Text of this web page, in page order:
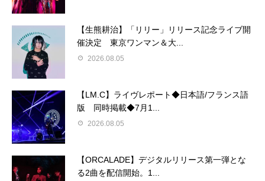
【生熊耕治】「リリー」リリース記念ライブ開
催決定 東京ワンマン＆大...
2026.08.05
【LM.C】ライヴレポート◆日本語/フランス語
版 同時掲載◆7月1...
2026.08.05
【ORCALADE】デジタルリリース第一弾とな
る2曲を配信開始。1...